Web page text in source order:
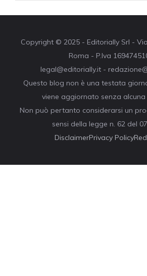
Copyright © 2025 - Editorially Srl -
Roma - P.Iva
legal@editorially.it -
Questo blog non è una testata
viene aggiornato senza
Non può pertanto considerarsi un
sensi della legge n. 62 del
DisclaimerPrivacy Policy